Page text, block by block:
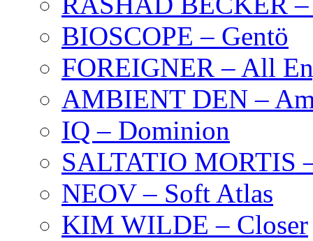
BIOSCOPE – Gentö
FOREIGNER – All
AMBIENT DEN –
IQ – Dominion
SALTATIO MORTIS
NEOV – Soft Atlas
KIM WILDE – Closer